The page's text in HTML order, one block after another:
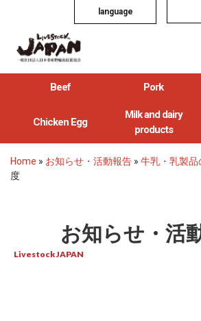
language
Beef Pork
Chicken Egg
Milk and dairy
products
Home » お知らせ・活動報告 » 牛乳・乳製品
度
お知らせ・活
Livestock JAPAN